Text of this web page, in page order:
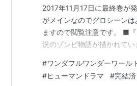
2017年11月17日に最終巻が
がメインなのでグロシーン
ますので閲覧注意です。 ■
況のゾンビ物語が描かれて
品に共通することですが本
ん。謎の感染病によりゾンビ
#ワンダフルワンダーワール
#ヒューマンドラマ #完結済